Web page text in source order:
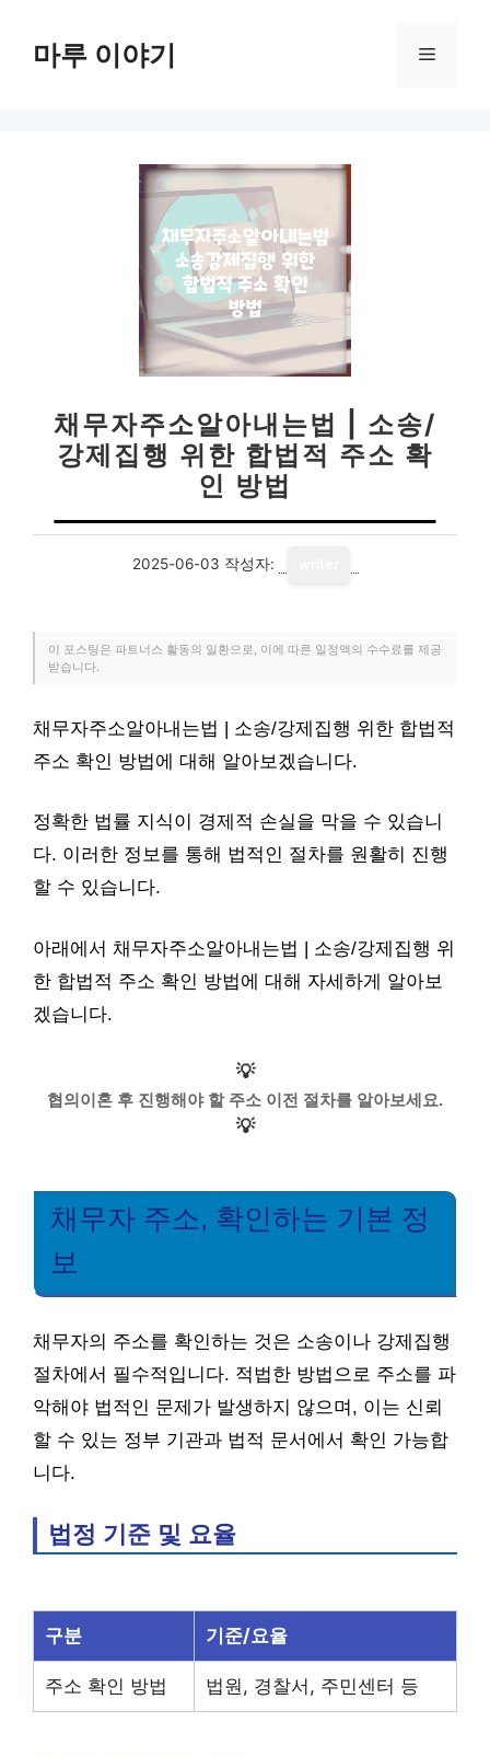
마루 이야기 메
채무자주소알아내는법 | 소송/
강제집행 위한 합법적 주소 확
인 방법
2025-06-03 작성자:
이 포스팅은 파트너스 활동의 일환으로, 이에 따른 일정액의 수수료를 제공
받습니다.
채무자주소알아내는법 | 소송/강제집행 위한 합법적
주소 확인 방법에 대해 알아보겠습니다.
정확한 법률 지식이 경제적 손실을 막을 수 있습니
다. 이러한 정보를 통해 법적인 절차를 원활히 진행
할 수 있습니다.
아래에서 채무자주소알아내는법 | 소송/강제집행 위
한 합법적 주소 확인 방법에 대해 자세하게 알아보
겠습니다.
💡
협의이혼 후 진행해야 할 주소 이전 절차를 알아보세요.
💡
채무자 주소, 확인하는 기본 정
보
채무자의 주소를 확인하는 것은 소송이나 강제집행
절차에서 필수적입니다. 적법한 방법으로 주소를 파
악해야 법적인 문제가 발생하지 않으며, 이는 신뢰
할 수 있는 정부 기관과 법적 문서에서 확인 가능합
니다.
법정 기준 및 요율
구분 기준/요율
주소 확인 방법 법원, 경찰서, 주민센터 등